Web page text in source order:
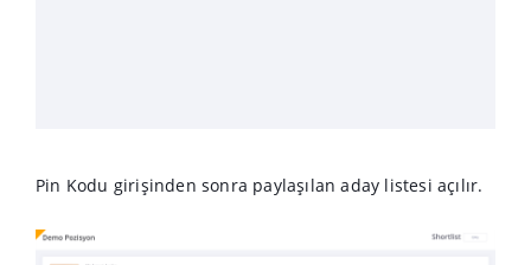
Pin Kodu girişinden sonra paylaşılan aday listesi açılır.